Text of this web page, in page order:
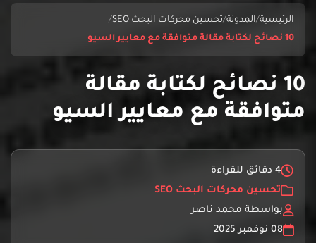
الرئيسية/المدونة/تحسين محركات البحث SEO
/
10 نصائح لكتابة مقالة متوافقة مع معايير السيو
10 نصائح لكتابة مقالة
متوافقة مع معايير السيو
4 دقائق للقراءة
تحسين محركات البحث SEO
بواسطة محمد ناصر
08 نوفمبر 2025